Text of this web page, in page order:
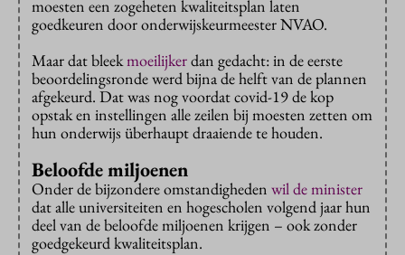
moesten een zogeheten kwaliteitsplan laten
goedkeuren door onderwijskeurmeester NVAO.
Maar dat bleekmoeilijkerdan gedacht: in de eerste
beoordelingsronde werd bijna de helft van de plannen
afgekeurd. Dat was nog voordat covid-19 de kop
opstak en instellingen alle zeilen bij moesten zetten om
hun onderwijs überhaupt draaiende te houden.
Beloofde miljoenen
Onder de bijzondere omstandigheden wil de minister
dat alle universiteiten en hogescholen volgend jaar hun
deel van de beloofde miljoenen krijgen – ook zonder
goedgekeurd kwaliteitsplan.